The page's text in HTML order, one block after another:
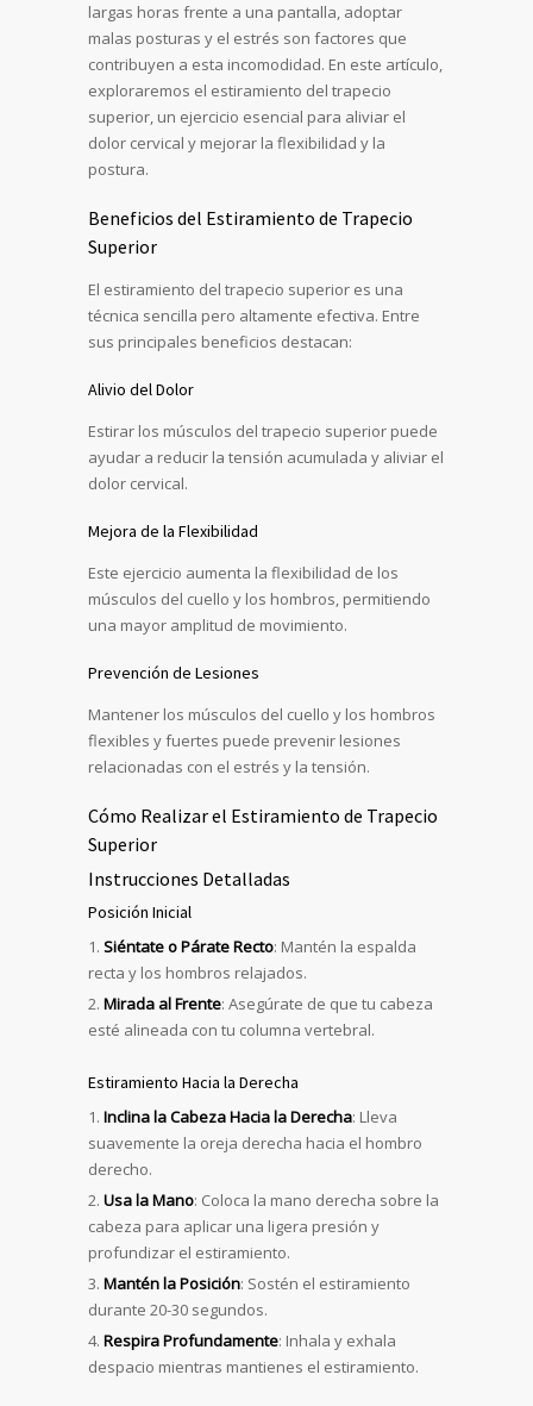
largas horas frente a una pantalla, adoptar
malas posturas y el estrés son factores que
contribuyen a esta incomodidad. En este artículo,
exploraremos el estiramiento del trapecio
superior, un ejercicio esencial para aliviar el
dolor cervical y mejorar la flexibilidad y la
postura.
Beneficios del Estiramiento de Trapecio
Superior
El estiramiento del trapecio superior es una
técnica sencilla pero altamente efectiva. Entre
sus principales beneficios destacan:
Alivio del Dolor
Estirar los músculos del trapecio superior puede
ayudar a reducir la tensión acumulada y aliviar el
dolor cervical.
Mejora de la Flexibilidad
Este ejercicio aumenta la flexibilidad de los
músculos del cuello y los hombros, permitiendo
una mayor amplitud de movimiento.
Prevención de Lesiones
Mantener los músculos del cuello y los hombros
flexibles y fuertes puede prevenir lesiones
relacionadas con el estrés y la tensión.
Cómo Realizar el Estiramiento de Trapecio
Superior
Instrucciones Detalladas
Posición Inicial
Siéntate o Párate Recto: Mantén la espalda
recta y los hombros relajados.
Mirada al Frente: Asegúrate de que tu cabeza
esté alineada con tu columna vertebral.
Estiramiento Hacia la Derecha
Inclina la Cabeza Hacia la Derecha: Lleva
suavemente la oreja derecha hacia el hombro
derecho.
Usa la Mano: Coloca la mano derecha sobre la
cabeza para aplicar una ligera presión y
profundizar el estiramiento.
Mantén la Posición: Sostén el estiramiento
durante 20-30 segundos.
Respira Profundamente: Inhala y exhala
despacio mientras mantienes el estiramiento.